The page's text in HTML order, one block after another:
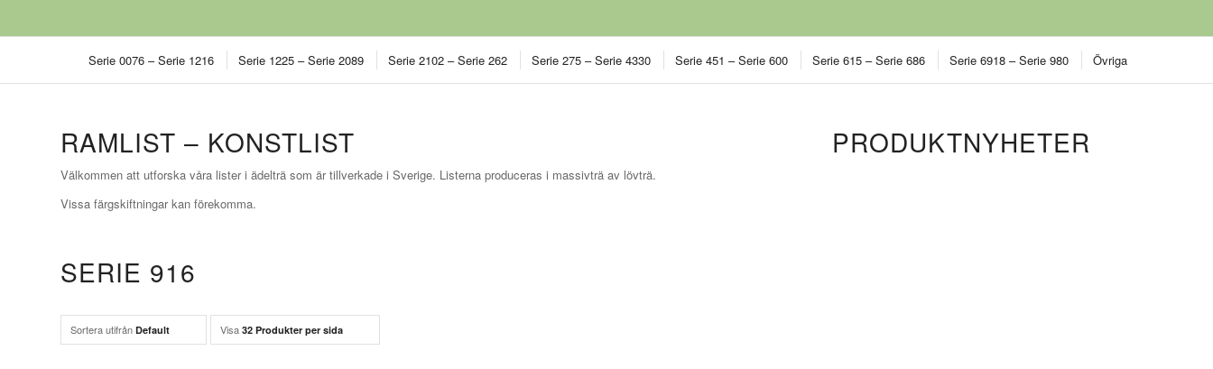
Serie 0076 – Serie 1216 Serie 1225 – Serie 2089 Serie 2102 – Serie 262 Serie 275 – Serie 4330 Serie 451 – Serie 600 Serie 615 – Serie 686 Serie 6918 – Serie 980 Övriga
RAMLIST – KONSTLIST
Välkommen att utforska våra lister i ädelträ som är tillverkade i Sverige. Listerna produceras i massivträ av lövträ.
Vissa färgskiftningar kan förekomma.
SERIE 916
Sortera utifrån Default Visa 32 Produkter per sida
PRODUKTNYHETER